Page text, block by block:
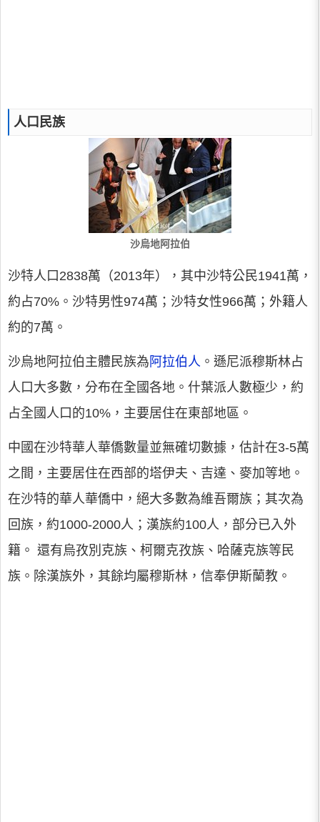
人口民族
沙烏地阿拉伯
沙特人口2838萬（2013年），其中沙特公民1941萬，
約占70%。沙特男性974萬；沙特女性966萬；外籍人
約的7萬。
沙烏地阿拉伯主體民族為 阿拉伯人 。遜尼派穆斯林占
人口大多數，分布在全國各地。什葉派人數極少，約
占全國人口的10%，主要居住在東部地區。
中國在沙特華人華僑數量並無確切數據，估計在3-5萬
之間，主要居住在西部的塔伊夫、吉達、麥加等地。
在沙特的華人華僑中，絕大多數為維吾爾族；其次為
回族，約1000-2000人；漢族約100人，部分已入外
籍。 還有烏孜別克族、柯爾克孜族、哈薩克族等民
族。除漢族外，其餘均屬穆斯林，信奉伊斯蘭教。